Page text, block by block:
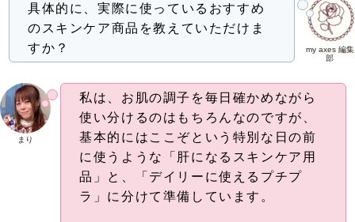
my axes 編集
部
具体的に、実際に使っているおすすめ
のスキンケア商品を教えていただけま
すか？
まり
私は、お肌の調子を毎日確かめながら
使い分けるのはもちろんなのですが、
基本的にはここぞという特別な日の前
に使うような「肝になるスキンケア用
品」と、「デイリーに使えるプチプ
ラ」に分けて準備しています。